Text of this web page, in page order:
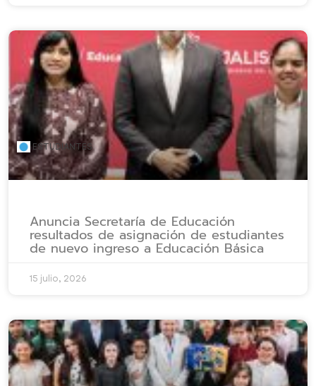
ESTUDIANTES
Anuncia Secretaría de Educación
resultados de asignación de estudiantes
de nuevo ingreso a Educación Básica
15 julio, 2026